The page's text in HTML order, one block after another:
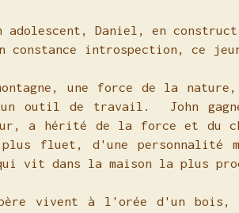
Daniel, en
introspection, ce
une force de la
outil de travail. John gagne
a hérité de la force et du
fluet, d'une personnalité
vit dans la maison la plus
vivent à l'orée d'un